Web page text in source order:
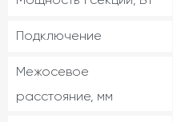
Подключение
Межосевое
расстояние, мм